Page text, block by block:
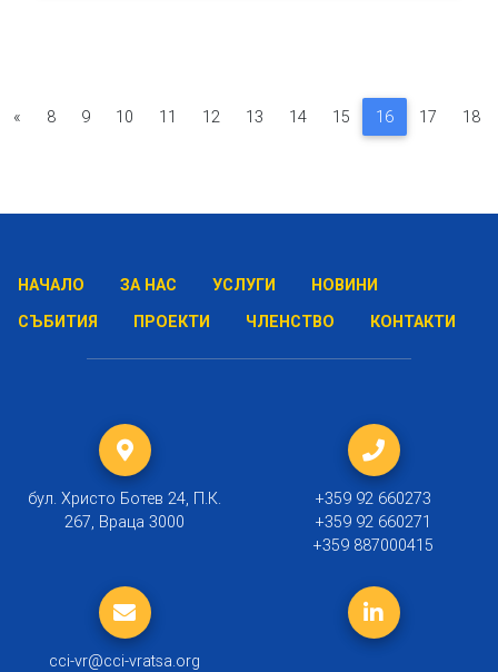
« 8 9 10 11 12 13 14 15 16 17 18
НАЧАЛО ЗА НАС УСЛУГИ
НОВИНИ
СЪБИТИЯ
ПРОЕКТИ ЧЛЕНСТВО КОНТАКТИ
бул. Христо Ботев 24, П.К.
267, Враца 3000
+359 92 660273
+359 92 660271
+359 887000415
cci-vr@cci-vratsa.org